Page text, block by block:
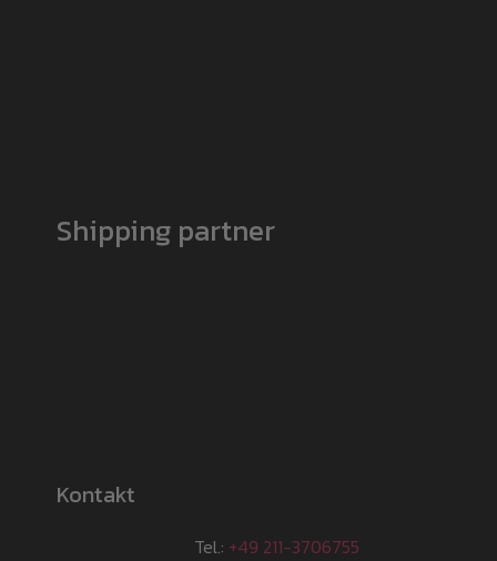
Shipping partner
Kontakt
Tel.: +49 211-3706755